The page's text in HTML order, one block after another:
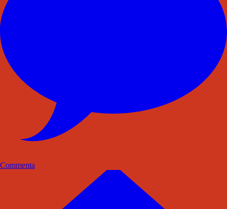
Commenta